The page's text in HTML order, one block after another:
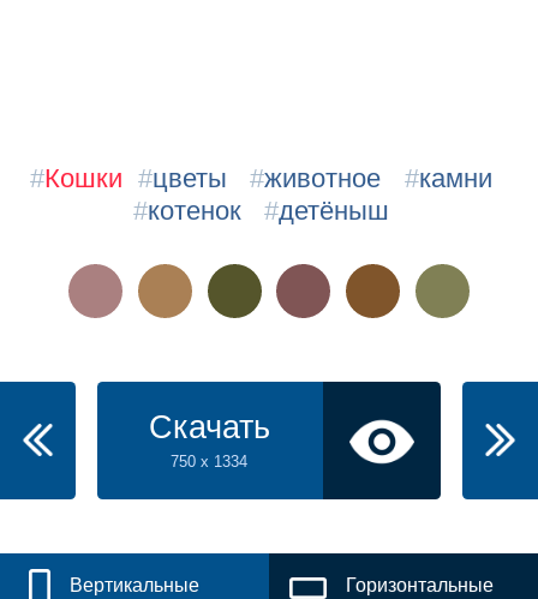
#Кошки #цветы #животное #камни
#котенок #детёныш
Скачать
750 x 1334
Вертикальные Горизонтальные